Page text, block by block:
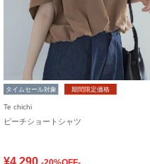
タイムセール対象 期間限定価格
Te chichi
ピーチショートシャツ
¥4,290